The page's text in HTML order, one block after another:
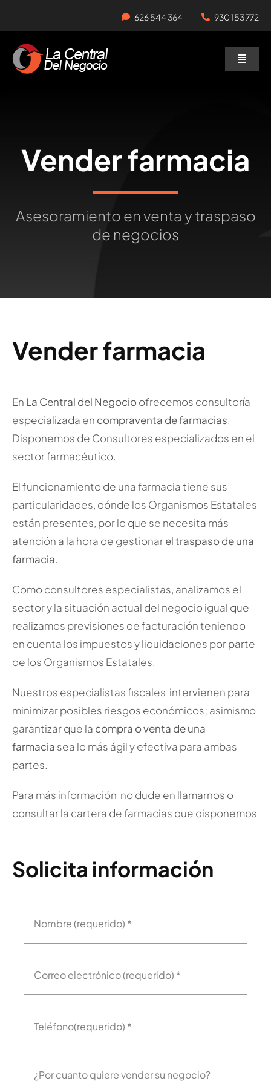
content
626 544 364 930 153 772
Toggle
Servicios
Vender farmacia
Asesoramiento en venta y traspaso
de negocios
Vender farmacia
En La Central del Negocioofrecemos consultoría
especializada en compraventa de farmacias.
Disponemos de Consultores especializados en el
sector farmacéutico.
El funcionamiento de una farmacia tiene sus
particularidades, dónde los Organismos Estatales
están presentes, por lo que se necesita más
atención a la hora de gestionarel traspaso de una
farmacia.
Como consultores especialistas, analizamos el
sector y la situación actual del negocio igual que
realizamos previsiones de facturación teniendo
en cuenta los impuestos y liquidaciones por parte
de los Organismos Estatales.
Nuestros especialistas fiscales intervienen para
minimizar posibles riesgos económicos; asimismo
garantizar que la compra o venta de una
farmacia sea lo más ágil y efectiva para ambas
partes.
Para más información no dude en llamarnos o
consultar la cartera de farmacias que disponemos
Solicita información